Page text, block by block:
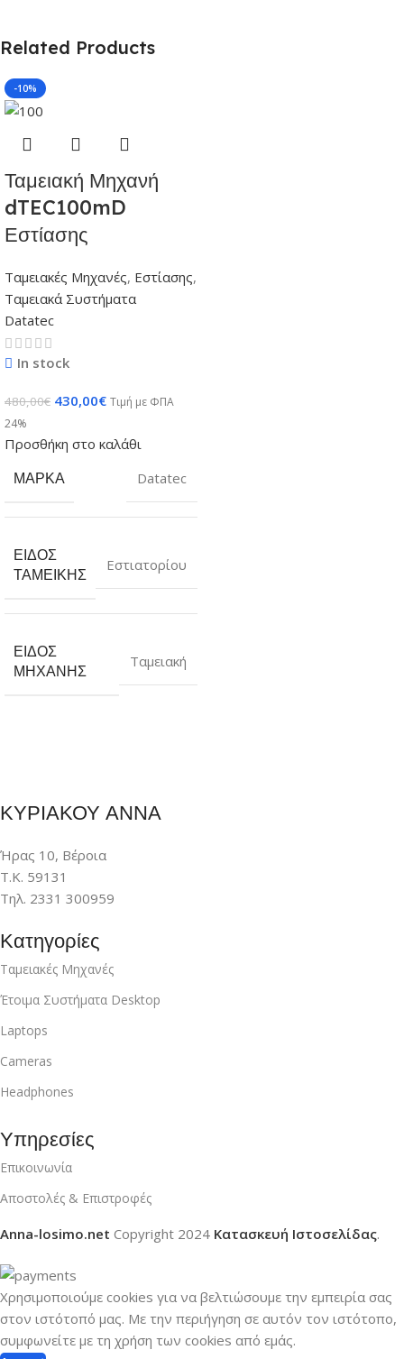
Related Products
-10%
Ταμειακή Μηχανή
dTEC100mD
Εστίασης
Ταμειακές Μηχανές, Εστίασης,
Ταμειακά Συστήματα
Datatec
In stock
480,00€ 430,00€ Τιμή με ΦΠΑ
24%
Προσθήκη στο καλάθι
ΜΆΡΚΑ
Datatec
ΕΊΔΟΣ
ΤΑΜΕΙΚΉΣ
Εστιατορίου
ΕΊΔΟΣ
ΜΗΧΑΝΉΣ
Ταμειακή
ΚΥΡΙΑΚΟΥ ΑΝΝΑ
Ήρας 10, Βέροια
Τ.Κ. 59131
Τηλ. 2331 300959
Κατηγορίες
Ταμειακές Μηχανές
Έτοιμα Συστήματα Desktop
Laptops
Cameras
Headphones
Υπηρεσίες
Επικοινωνία
Αποστολές & Επιστροφές
Anna-losimo.net Copyright 2024 Κατασκευή Ιστοσελίδας.
Χρησιμοποιούμε cookies για να βελτιώσουμε την εμπειρία σας
στον ιστότοπό μας. Με την περιήγηση σε αυτόν τον ιστότοπο,
συμφωνείτε με τη χρήση των cookies από εμάς.